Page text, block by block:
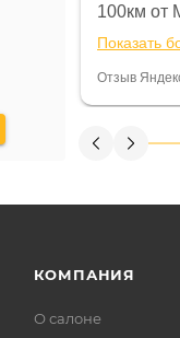
100км от
Считаю,
Показать
Отзыв
КОМПАНИЯ
О салоне